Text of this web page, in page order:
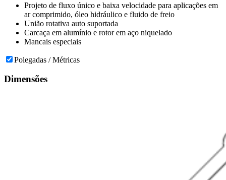
Projeto de fluxo único e baixa velocidade para aplicações em
ar comprimido, óleo hidráulico e fluido de freio
União rotativa auto suportada
Carcaça em alumínio e rotor em aço niquelado
Mancais especiais
Polegadas / Métricas
Dimensões